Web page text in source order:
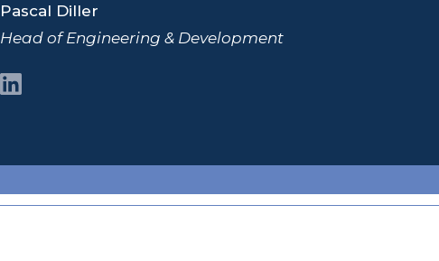
Pascal Diller
Head of Engineering & Development